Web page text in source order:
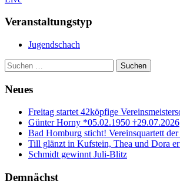
Veranstaltungstyp
Jugendschach
Haupt-
Seitenleiste
Suchen
nach:
Neues
Freitag startet 42köpfige
Günter Horny *05.02.1950 †29.07.2026
Bad Homburg sticht! Vereinsquartett
Till glänzt in Kufstein, Thea und Dora
Schmidt gewinnt Juli-Blitz
Demnächst